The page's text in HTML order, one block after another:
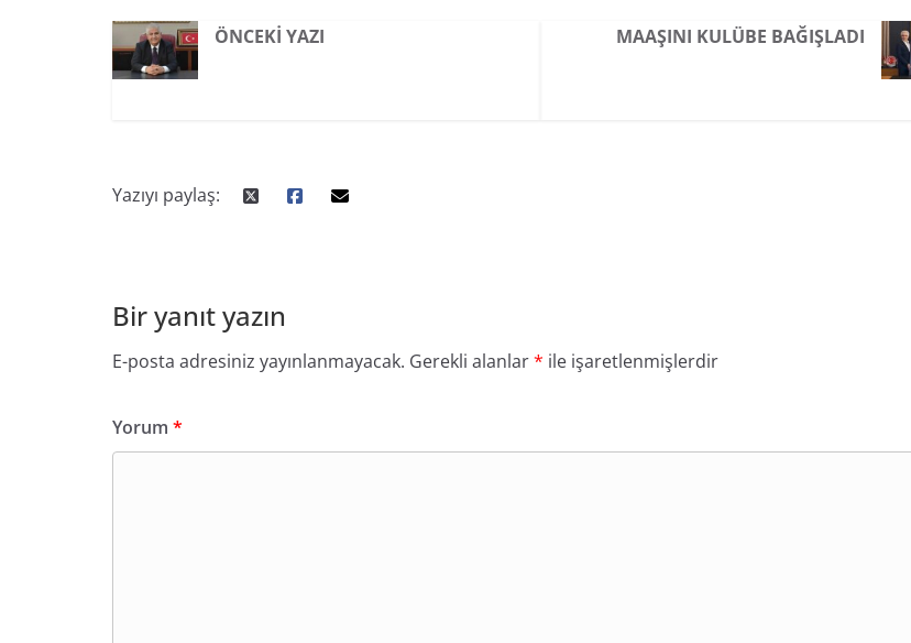
ÖNCEKI YAZI MAAŞINI KULÜBE BAĞIŞLADI
Yazıyı paylaş:
Bir yanıt yazın
E-posta adresiniz yayınlanmayacak. Gerekli alanlar* ile işaretlenmişlerdir
Yorum *